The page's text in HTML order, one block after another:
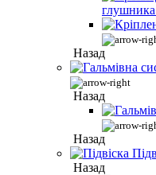
глушника
Назад
Назад
Назад
Назад